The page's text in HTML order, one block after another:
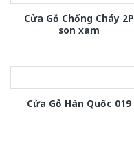
Cửa Gỗ Chống Cháy 2P
son xam
Cửa Gỗ Hàn Quốc 019